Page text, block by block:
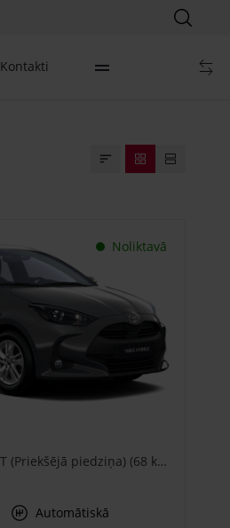
Kontakti
Noliktavā
Active 1.5 Hybrid 115 e-CVT (Priekšējā piedziņa) (68 kW)
Automātiskā